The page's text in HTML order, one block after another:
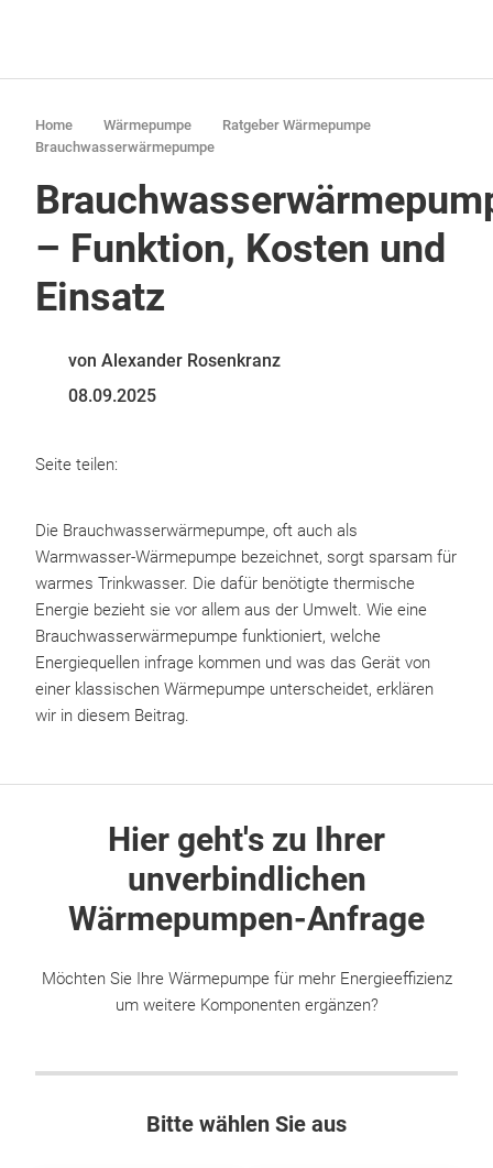
Home Wärmepumpe
Ratgeber Wärmepumpe
Brauchwasserwärmepumpe
– Funktion, Kosten und
Einsatz
von Alexander Rosenkranz
08.09.2025
Seite teilen:
Die Brauchwasserwärmepumpe, oft auch als
Warmwasser-Wärmepumpe bezeichnet, sorgt sparsam für
warmes Trinkwasser. Die dafür benötigte thermische
Energie bezieht sie vor allem aus der Umwelt. Wie eine
Brauchwasserwärmepumpe funktioniert, welche
Energiequellen infrage kommen und was das Gerät von
einer klassischen Wärmepumpe unterscheidet, erklären
wir in diesem Beitrag.
Hier geht's zu Ihrer
unverbindlichen
Wärmepumpen-Anfrage
Möchten Sie Ihre Wärmepumpe für mehr Energieeffizienz
um weitere Komponenten ergänzen?
Bitte wählen Sie aus